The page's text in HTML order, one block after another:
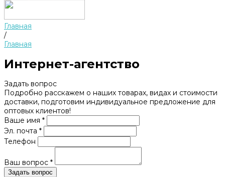
Главная
/
Главная
Интернет-агентство
Задать вопрос
Подробно расскажем о наших товарах, видах и стоимости
доставки, подготовим индивидуальное предложение для
оптовых клиентов!
Ваше имя *
Эл. почта *
Телефон
Ваш вопрос *